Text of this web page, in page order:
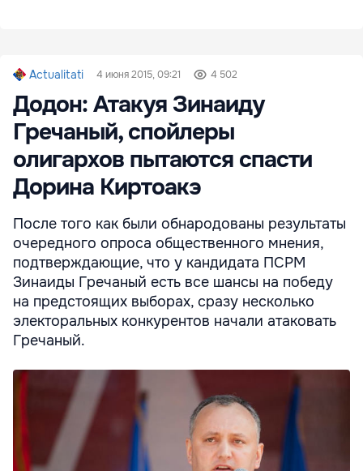
Actualitati 4 июня 2015, 09:21 4 502
Додон: Атакуя Зинаиду
Гречаный, спойлеры
олигархов пытаются спасти
Дорина Киртоакэ
После того как были обнародованы результаты
очередного опроса общественного мнения,
подтверждающие, что у кандидата ПСРМ
Зинаиды Гречаный есть все шансы на победу
на предстоящих выборах, сразу несколько
электоральных конкурентов начали атаковать
Гречаный.